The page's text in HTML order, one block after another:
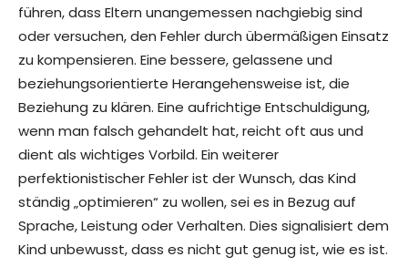
führen, dass Eltern unangemessen nachgiebig sind
oder versuchen, den Fehler durch übermäßigen Einsatz
zu kompensieren. Eine bessere, gelassene und
beziehungsorientierte Herangehensweise ist, die
Beziehung zu klären. Eine aufrichtige Entschuldigung,
wenn man falsch gehandelt hat, reicht oft aus und
dient als wichtiges Vorbild. Ein weiterer
perfektionistischer Fehler ist der Wunsch, das Kind
ständig „optimieren“ zu wollen, sei es in Bezug auf
Sprache, Leistung oder Verhalten. Dies signalisiert dem
Kind unbewusst, dass es nicht gut genug ist, wie es ist.